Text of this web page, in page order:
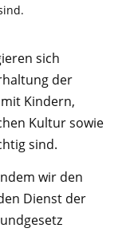
sich
der
Kindern,
Kultur sowie
sind.
wir den
Dienst der